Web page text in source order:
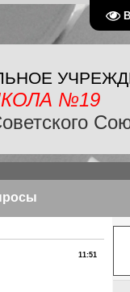
№19
11:51